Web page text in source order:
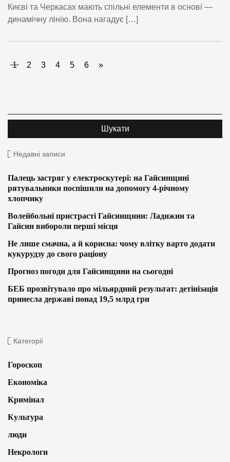
Києві та Черкасах мають спільні елементи в основі —
динамічну лінію. Вона нагадує […]
1 2 3 4 5 6 »
Недавні записи
Палець застряг у електроскутері: на Гайсинщині
рятувальники поспішили на допомогу 4-річному
хлопчику
Волейбольні пристрасті Гайсинщини: Ладижин та
Гайсин вибороли перші місця
Не лише смачна, а й корисна: чому влітку варто додати
кукурудзу до свого раціону
Прогноз погоди для Гайсинщини на сьогодні
БЕБ прозвітувало про мільярдний результат: детінізація
принесла державі понад 19,5 млрд грн
Категорії
Гороскоп
Економіка
Кримінал
Культура
люди
Некрологи